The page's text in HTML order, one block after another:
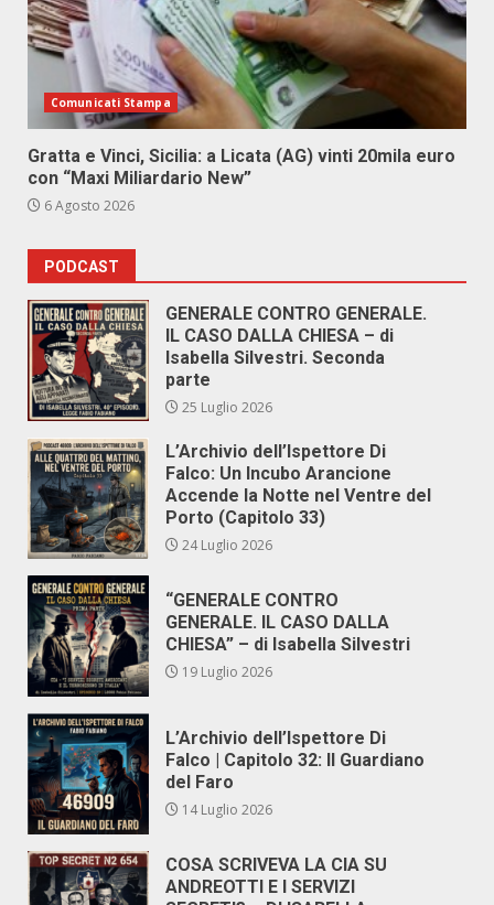
Comunicati Stampa
Gratta e Vinci, Sicilia: a Licata (AG) vinti 20mila euro
con “Maxi Miliardario New”
6 Agosto 2026
PODCAST
GENERALE CONTRO GENERALE.
IL CASO DALLA CHIESA – di
Isabella Silvestri. Seconda
parte
25 Luglio 2026
L’Archivio dell’Ispettore Di
Falco: Un Incubo Arancione
Accende la Notte nel Ventre del
Porto (Capitolo 33)
24 Luglio 2026
“GENERALE CONTRO
GENERALE. IL CASO DALLA
CHIESA” – di Isabella Silvestri
19 Luglio 2026
L’Archivio dell’Ispettore Di
Falco | Capitolo 32: Il Guardiano
del Faro
14 Luglio 2026
COSA SCRIVEVA LA CIA SU
ANDREOTTI E I SERVIZI